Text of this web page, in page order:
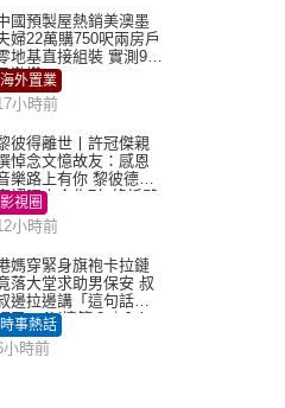
國預製屋熱銷美澳墨
婦22萬購750呎兩房戶
地基直接組裝 實測9個
激讚
海外置業
小時前
彼得離世丨許冠傑親
悼念文憶故友：感恩
樂路上有你 黎彼德曾
認唔夾合作7年終拆夥
影視圈
小時前
媽穿緊身旗袍卡拉鏈
落大堂求助男保安 叔
邊拉邊講「這句話」
民：AV情節？｜Juicy
時事熱話
小時前